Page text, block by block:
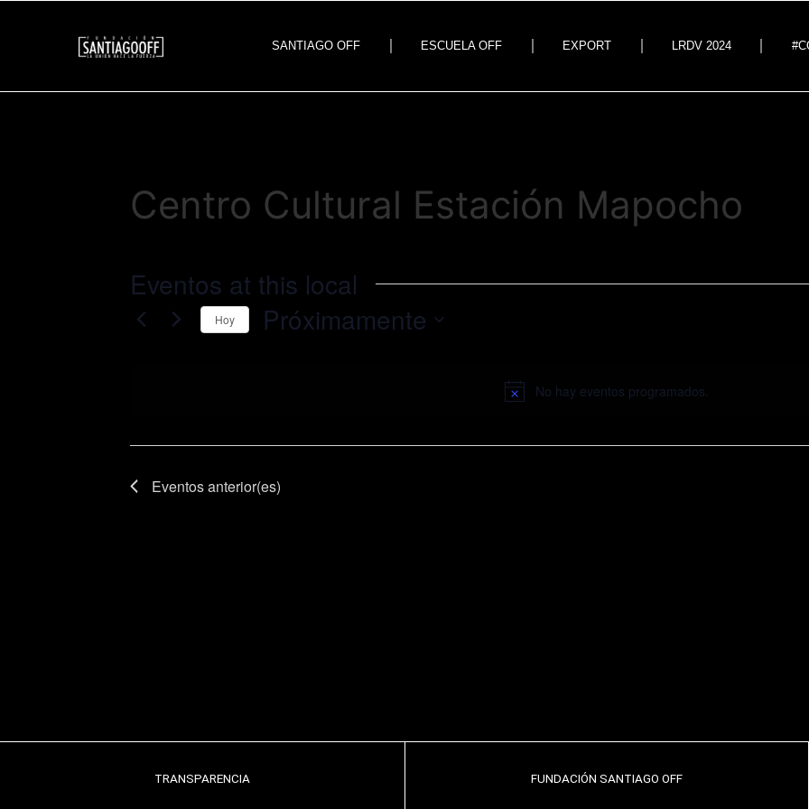
SANTIAGO OFF ESCUELA OFF EXPORT LRDV 2024
Aviso
No hay eventos programados.
Centro Cultural Estación Mapocho
Eventos at this local
Hoy Próximamente
Eventosanterior(es)
TRANSPARENCIA FUNDACIÓN SANTIAGO OFF